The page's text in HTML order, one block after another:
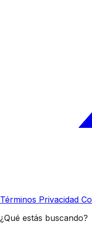
Términos Privacidad
¿Qué estás buscando?